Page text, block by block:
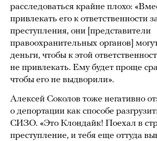
расследоваться крайне плохо:
привлекать его к ответственности
преступления, они [представители
правоохранительных органов]
деньги, чтобы к этой
не привлекать. Ему будет проще
чтобы его не выдворили».
Алексей Соколов тоже негативно
о депортации как способе
СИЗО. «Это Клондайк! Поехал в
преступление, и тебя еще оттуда